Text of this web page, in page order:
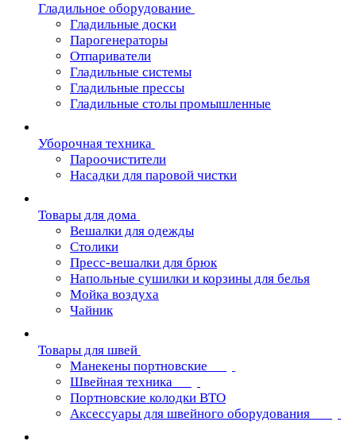
Гладильное оборудование
Гладильные доски
Парогенераторы
Отпариватели
Гладильные системы
Гладильные прессы
Гладильные столы промышленные
Уборочная техника
Пароочистители
Насадки для паровой чистки
Товары для дома
Вешалки для одежды
Столики
Пресс-вешалки для брюк
Напольные сушилки и корзины для белья
Мойка воздуха
Чайник
Товары для швей
Манекены портновские
Швейная техника
Портновские колодки ВТО
Аксессуары для швейного оборудования